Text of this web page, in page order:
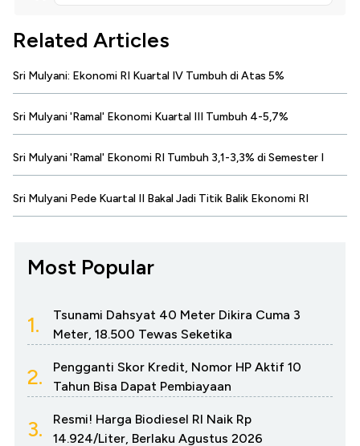
Related Articles
Sri Mulyani: Ekonomi RI Kuartal IV Tumbuh di Atas 5%
Sri Mulyani 'Ramal' Ekonomi Kuartal III Tumbuh 4-5,7%
Sri Mulyani 'Ramal' Ekonomi RI Tumbuh 3,1-3,3% di Semester I
Sri Mulyani Pede Kuartal II Bakal Jadi Titik Balik Ekonomi RI
Most Popular
1.
Tsunami Dahsyat 40 Meter Dikira Cuma 3
Meter, 18.500 Tewas Seketika
2.
Pengganti Skor Kredit, Nomor HP Aktif 10
Tahun Bisa Dapat Pembiayaan
3.
Resmi! Harga Biodiesel RI Naik Rp
14.924/Liter, Berlaku Agustus 2026